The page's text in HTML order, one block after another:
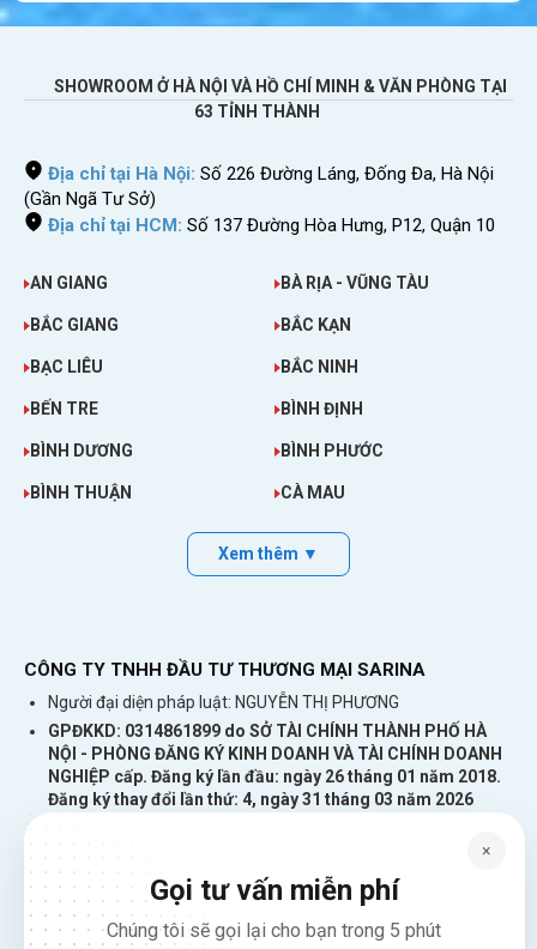
Giao hàng miễn phí 24/7
Bảo hànhsim 3G/4Gtrong vòng 12 tháng.
SHOWROOM Ở HÀ NỘI VÀ HỒ CHÍ MINH & VĂN PHÒNG TẠI
63 TỈNH THÀNH
Địa chỉ tại Hà Nội: Số 226 Đường Láng, Đống Đa, Hà Nội
(Gần Ngã Tư Sở)
Địa chỉ tại HCM: Số 137 Đường Hòa Hưng, P12, Quận 10
AN GIANG BÀ RỊA - VŨNG TÀU
BẮC GIANG BẮC KẠN
BẠC LIÊU BẮC NINH
BẾN TRE BÌNH ĐỊNH
BÌNH DƯƠNG BÌNH PHƯỚC
BÌNH THUẬN CÀ MAU
Xem thêm ▼
CÔNG TY TNHH ĐẦU TƯ THƯƠNG MẠI SARINA
Người đại diện pháp luật: NGUYỄN THỊ PHƯƠNG
GPĐKKD: 0314861899 do SỞ TÀI CHÍNH THÀNH PHỐ HÀ
NỘI - PHÒNG ĐĂNG KÝ KINH DOANH VÀ TÀI CHÍNH DOANH
NGHIỆP cấp. Đăng ký lần đầu: ngày 26 tháng 01 năm 2018.
Đăng ký thay đổi lần thứ: 4, ngày 31 tháng 03 năm 2026
137 Đường Hòa Hưng, Phường 12, Quận 10, TP. Hồ Chí Minh
Hotline: 1900 2106 - 0386 001 001
Email:
Giaiphap3g@gmail.com
×
Gọi tư vấn miễn phí
Chúng tôi sẽ gọi lại cho bạn trong 5 phút